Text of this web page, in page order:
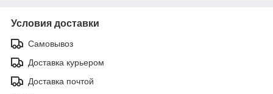
Условия доставки
Самовывоз
Доставка курьером
Доставка почтой